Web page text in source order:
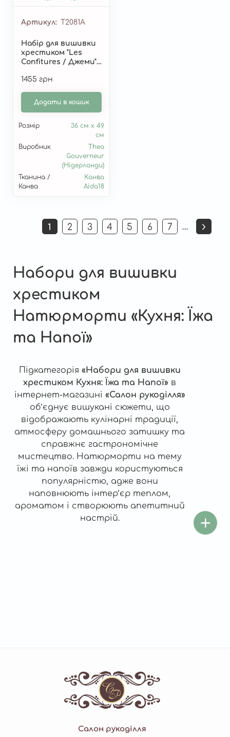
Артикул T2081A
Набір для вишивки
хрестиком "Les
Confitures / Джеми"
1455 грн
Додати в кошик
Розмір
36 см x 49
см
Виробник
Thea
Gouverneur
(Нідерланди)
Тканина /
Канва
Канва
Aida18
Розбивка
Поточна
1 Страница
2 Страница
3 Страница
4 Страница
5 Страница
6 Страница
7 …
Набори для вишивки
хрестиком
Натюрморти «Кухня: Їжа
та Напої»
Підкатегорія «Набори для вишивки
хрестиком Кухня: Їжа та Напої» в
інтернет-магазині «Салон рукоділля»
об’єднує вишукані сюжети, що
відображають кулінарні традиції,
атмосферу домашнього затишку та
справжнє гастрономічне
мистецтво. Натюрморти на тему
їжі та напоїв завжди користуються
популярністю, адже вони
наповнюють інтер’єр теплом,
ароматом і створюють апетитний
настрій.
Салон рукоділля